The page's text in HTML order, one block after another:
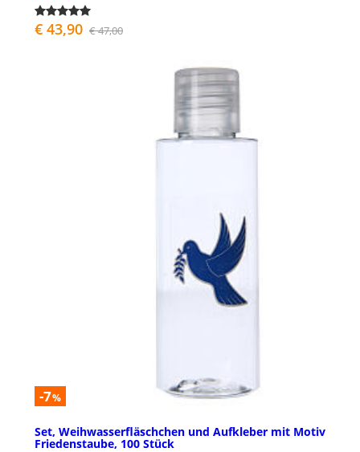
€ 43,90 € 47,00
-7%
Set, Weihwasserfläschchen und Aufkleber mit Motiv
Friedenstaube, 100 Stück